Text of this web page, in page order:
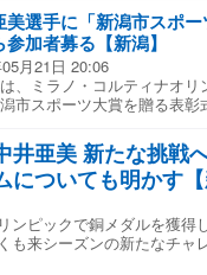
石アナが中井選手に単独
への思いや今後の夢など、
ー 「おめでとうございま
いますが、新潟に帰ってき
て長い時間が経っているに
言ってくれて本当にうれ
た？」 ■中井亜美選手(18)
るが、街並みも見て懐か
直に時間が経ちましたが？
潟に帰ってきてたくさん
分は五輪でメダルをとった
千葉では感じられない感
大石悠貴アナウンサー 「
「街なかでも『亜美ちゃん
美選手に「新潟市スポ
参加者募る【新潟】
月21日 20:06
、ミラノ・コルティナオ
市スポーツ大賞を贈る表
ギュア史上最年少の銅メ
市スポーツ大賞』は、スポ
られるもので、中井選手
長 「原点である新潟市のア
場で多くの市民の皆さん
、大変うれしく思ってお
た新潟市のスケートリンク
井亜美 新たな挑戦
ついても明かす【
ンピックで銅メダルを獲得
も来シーズンの新たなチャ